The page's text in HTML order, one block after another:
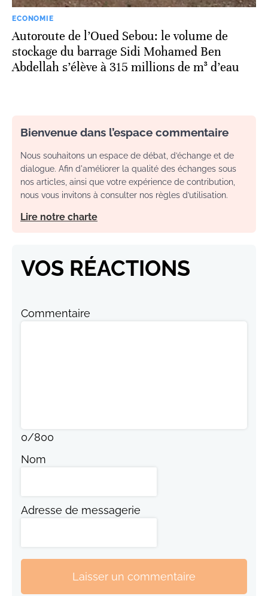
ECONOMIE
Autoroute de l’Oued Sebou: le volume de
stockage du barrage Sidi Mohamed Ben
Abdellah s’élève à 315 millions de m³ d’eau
Bienvenue dans l’espace commentaire
Nous souhaitons un espace de débat, d’échange et de
dialogue. Afin d'améliorer la qualité des échanges sous
nos articles, ainsi que votre expérience de contribution,
nous vous invitons à consulter nos règles d’utilisation.
Lire notre charte
VOS RÉACTIONS
Commentaire
0/800
Nom
Adresse de messagerie
Laisser un commentaire